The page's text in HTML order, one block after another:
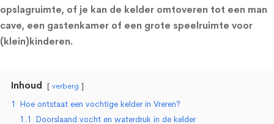
opslagruimte, of je kan de kelder omtoveren tot een man
cave, een gastenkamer of een grote speelruimte voor
(klein)kinderen.
Inhoud verberg
1 Hoe ontstaat een vochtige kelder in Vreren?
1.1 Doorslaand vocht en waterdruk in de kelder